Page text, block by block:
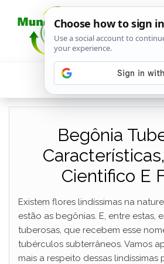
Begônia
Cientifico E
Existem flores lindíssimas na
estão as begônias. E, entre estas,
tuberosas, que recebem esse
tubérculos subterrâneos. Vamos
mais a respeito dessas lindíssimas